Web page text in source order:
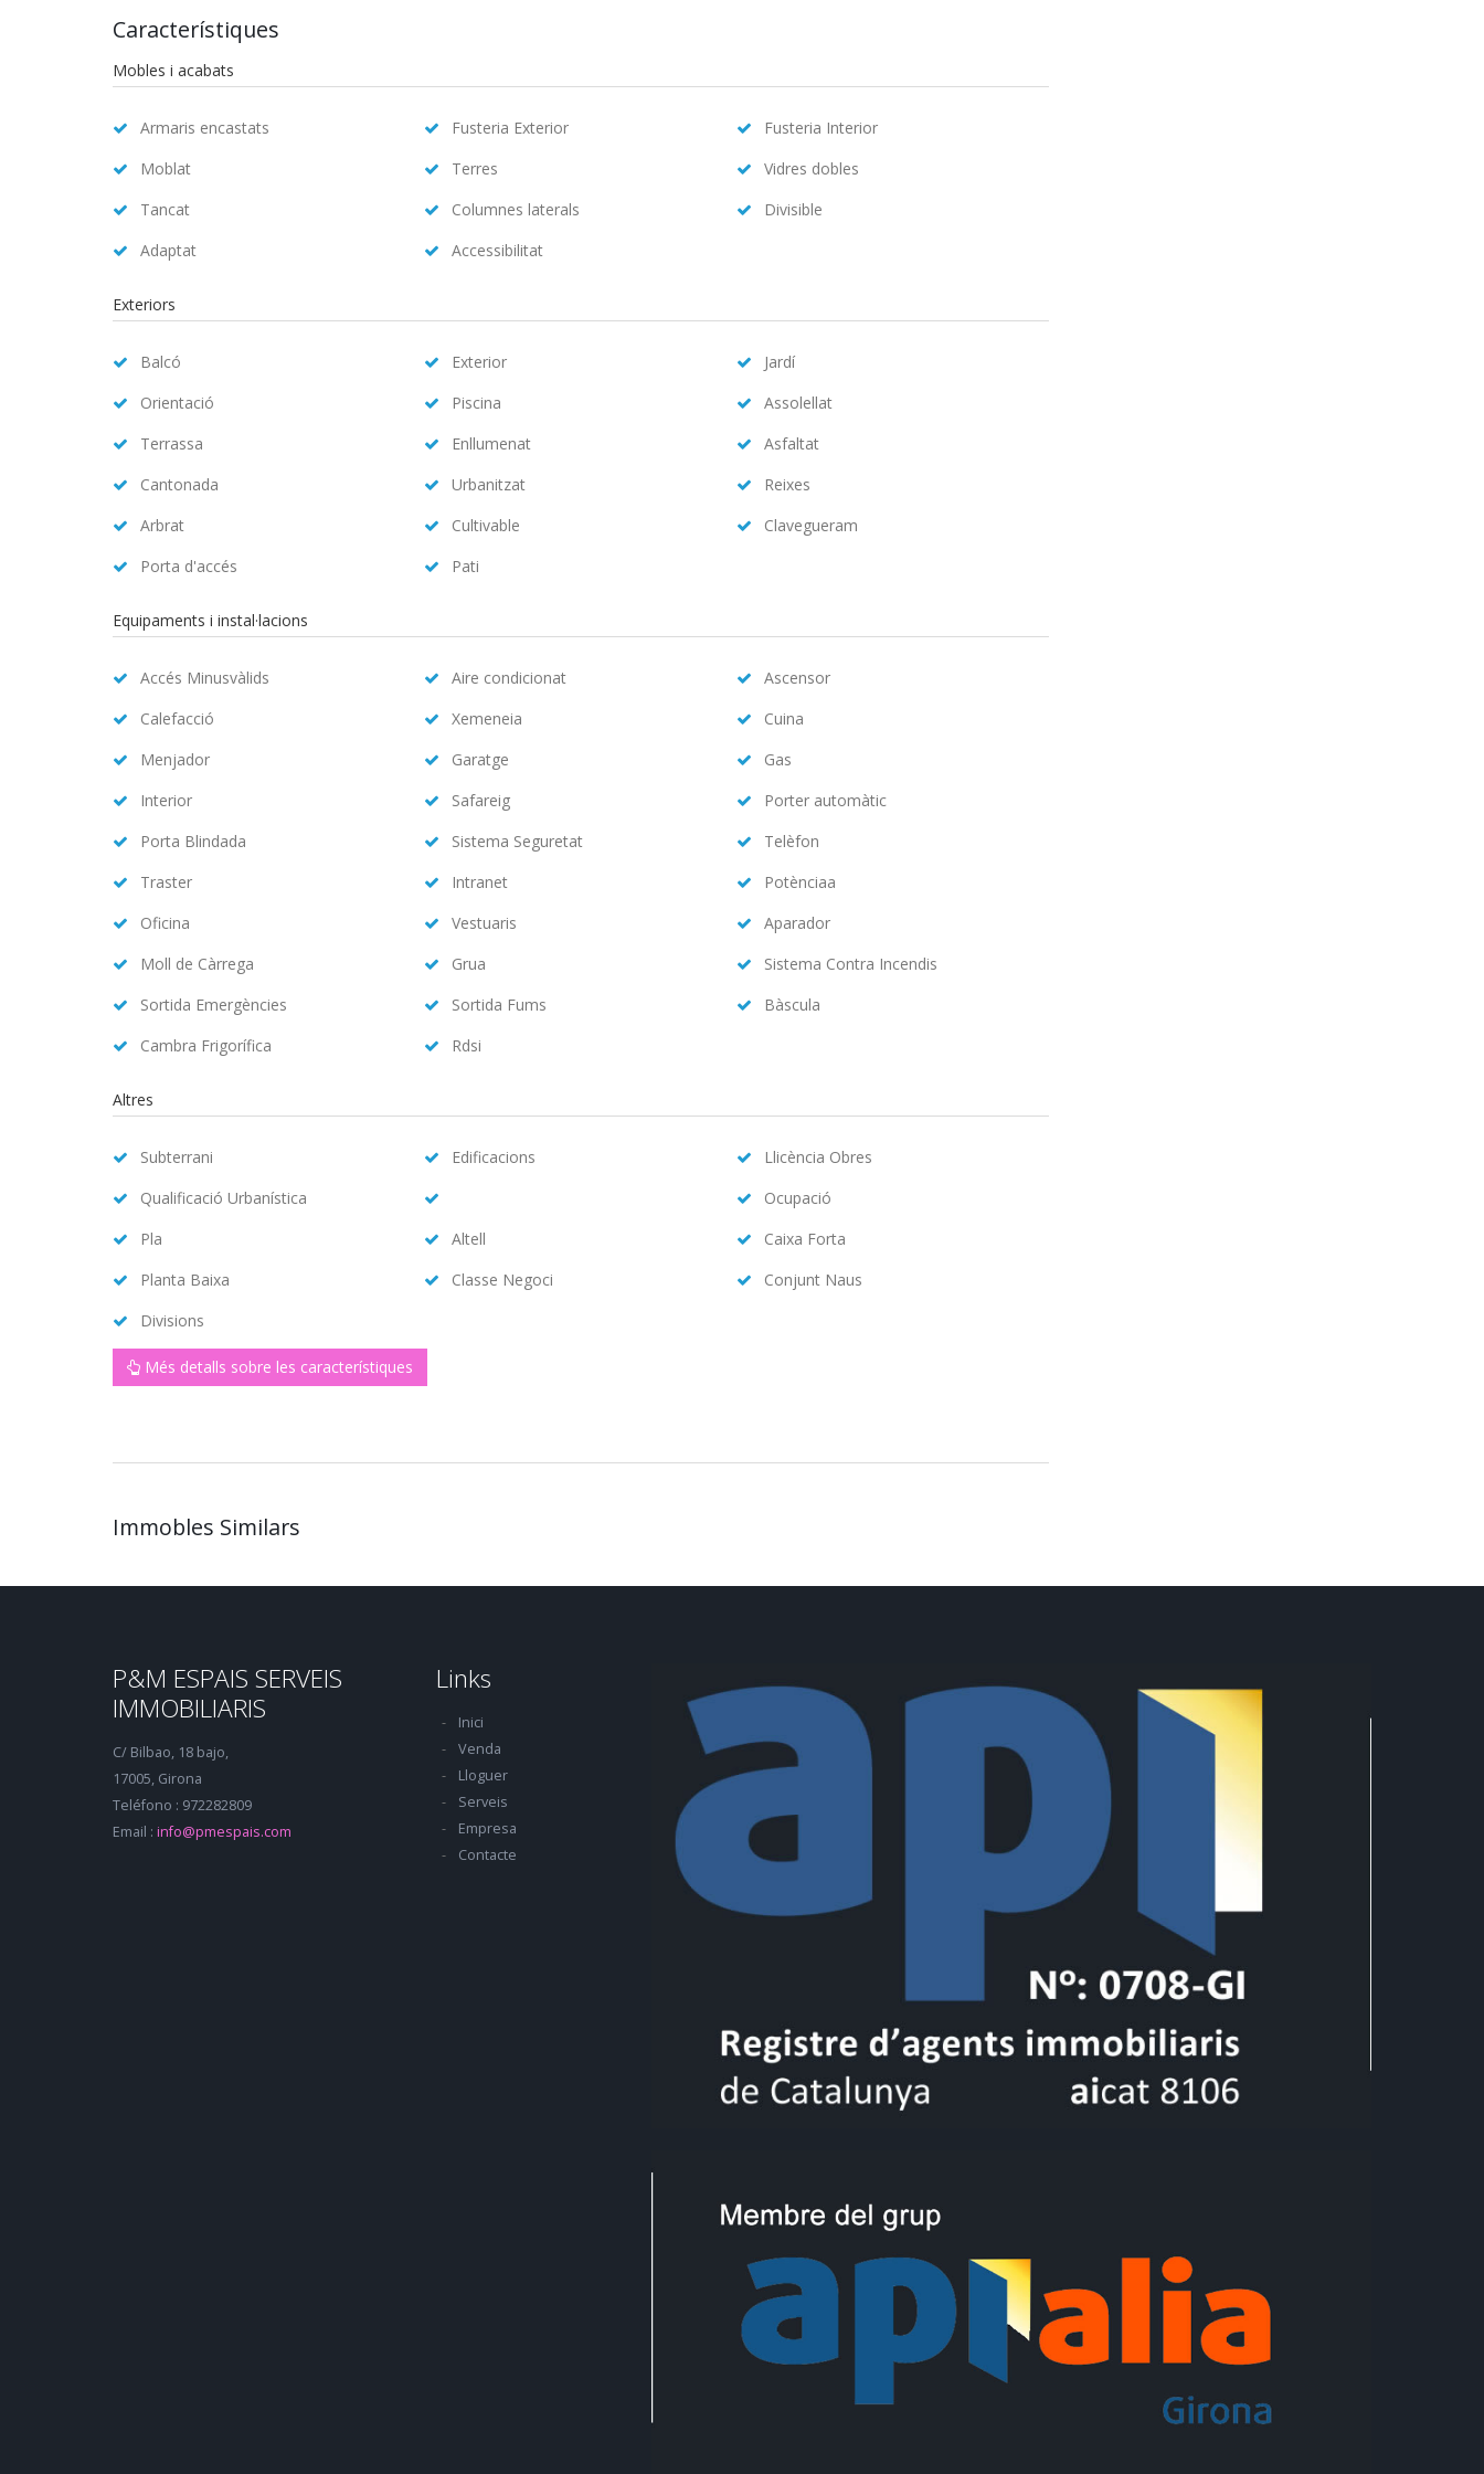
Característiques
Mobles i acabats
Armaris encastats Fusteria Exterior
Fusteria Interior
Moblat
Terres
Vidres dobles
Tancat
Columnes laterals
Divisible
Adaptat
Accessibilitat
Exteriors
Balcó Exterior
Jardí
Orientació
Piscina
Assolellat
Terrassa
Enllumenat
Asfaltat
Cantonada
Urbanitzat
Reixes
Arbrat
Cultivable
Clavegueram
Porta d'accés
Pati
Equipaments i instal·lacions
Accés Minusvàlids Aire condicionat
Ascensor
Calefacció
Xemeneia
Cuina
Menjador
Garatge
Gas
Interior
Safareig
Porter automàtic
Porta Blindada
Sistema Seguretat
Telèfon
Traster
Intranet
Potènciaa
Oficina
Vestuaris
Aparador
Moll de Càrrega
Grua
Sistema Contra Incendis
Sortida Emergències
Sortida Fums
Bàscula
Cambra Frigorífica
Rdsi
Altres
Subterrani Edificacions
Llicència Obres
Qualificació Urbanística
Ocupació
Pla
Altell
Caixa Forta
Planta Baixa
Classe Negoci
Conjunt Naus
Divisions
Més detalls sobre les característiques
Immobles Similars
P&M ESPAIS SERVEIS
IMMOBILIARIS
C/ Bilbao, 18 bajo,
17005, Girona
Teléfono : 972282809
Email : info@pmespais.com
Links
Inici
Venda
Lloguer
Serveis
Empresa
Contacte